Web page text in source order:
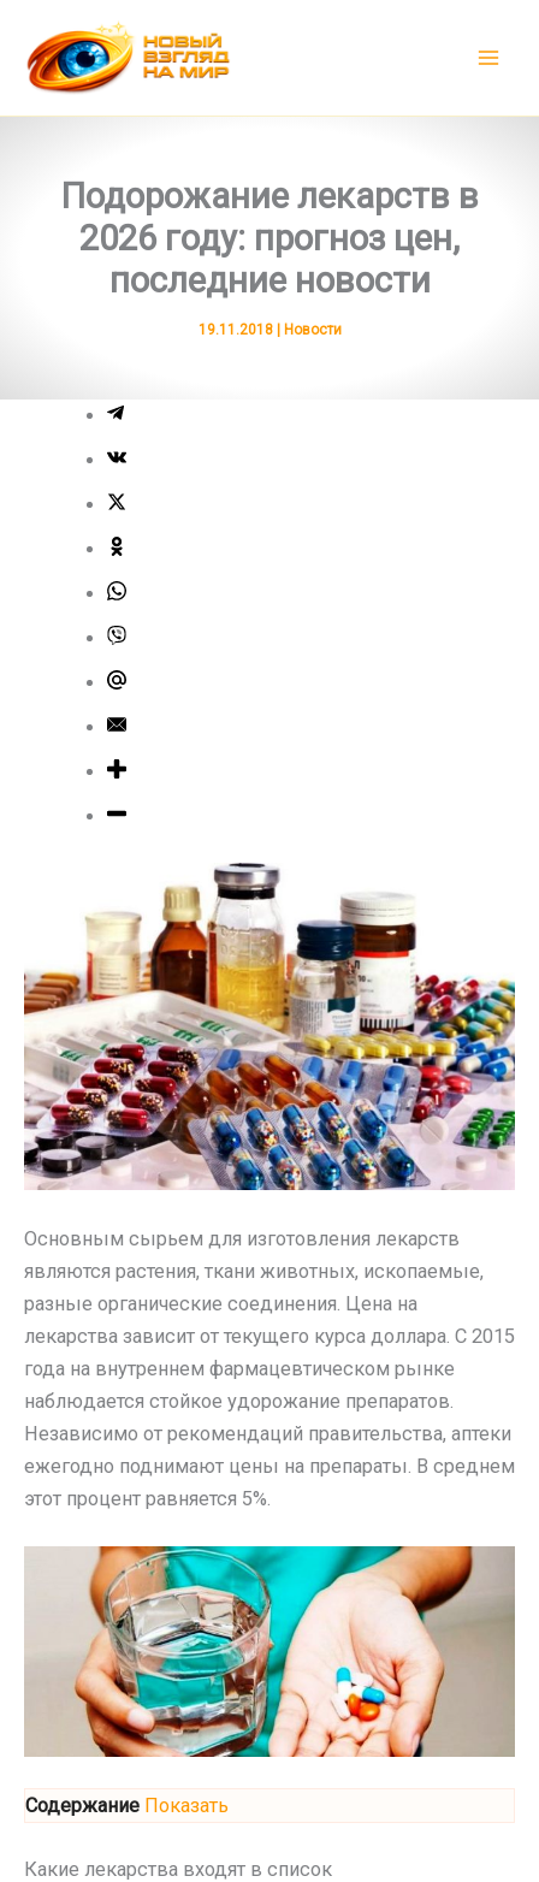
содержимому
Подорожание лекарств в
2026 году: прогноз цен,
последние новости
19.11.2018 | Новости
Основным сырьем для изготовления лекарств
являются растения, ткани животных, ископаемые,
разные органические соединения. Цена на
лекарства зависит от текущего курса доллара. С 2015
года на внутреннем фармацевтическом рынке
наблюдается стойкое удорожание препаратов.
Независимо от рекомендаций правительства, аптеки
ежегодно поднимают цены на препараты. В среднем
этот процент равняется 5%.
Содержание Показать
Какие лекарства входят в список